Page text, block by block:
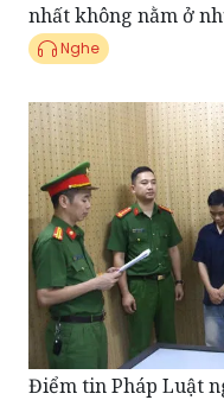
nhất không nằm ở
Nghe
Điểm tin Pháp Luật